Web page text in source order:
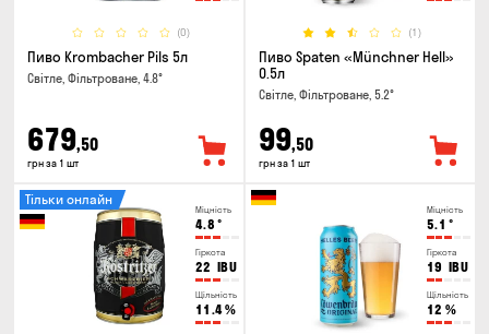
(0)
Пиво Krombacher Pils 5л
Світле, Фільтроване, 4.8°
679,50
грн за 1 шт
(1)
Пиво Spaten «Münchner Hell»
0.5л
Світле, Фільтроване, 5.2°
99,50
грн за 1 шт
Міцність
4.8 °
Гіркота
22 IBU
Щільність
11.4%
Тільки онлайн
Міцність
5.1 °
Гіркота
19 IBU
Щільність
12 %